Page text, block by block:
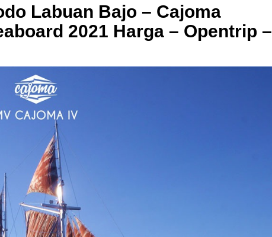
Labuan Bajo – Cajoma
2021 Harga – Opentrip –